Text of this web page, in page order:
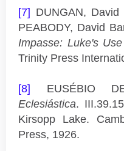
[7] DUNGAN,
PEABODY, David
Impasse: Luke's
Trinity Press
[8] EUSÉBIO
Eclesiástica.
Kirsopp Lake.
Press, 1926.